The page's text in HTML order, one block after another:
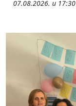
07.08.2026. u 17:30